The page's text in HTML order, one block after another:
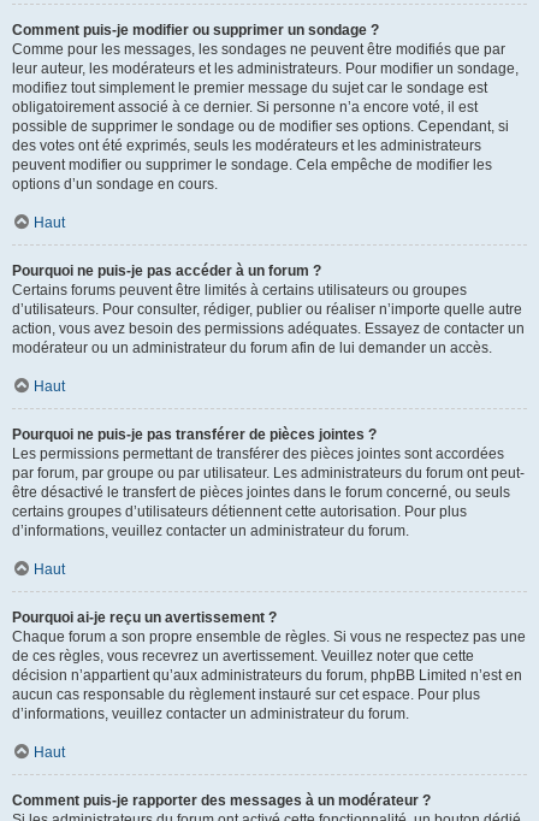
Comment puis-je modifier ou supprimer un sondage ?
Comme pour les messages, les sondages ne peuvent être modifiés que par
leur auteur, les modérateurs et les administrateurs. Pour modifier un sondage,
modifiez tout simplement le premier message du sujet car le sondage est
obligatoirement associé à ce dernier. Si personne n’a encore voté, il est
possible de supprimer le sondage ou de modifier ses options. Cependant, si
des votes ont été exprimés, seuls les modérateurs et les administrateurs
peuvent modifier ou supprimer le sondage. Cela empêche de modifier les
options d’un sondage en cours.
Haut
Pourquoi ne puis-je pas accéder à un forum ?
Certains forums peuvent être limités à certains utilisateurs ou groupes
d’utilisateurs. Pour consulter, rédiger, publier ou réaliser n’importe quelle autre
action, vous avez besoin des permissions adéquates. Essayez de contacter un
modérateur ou un administrateur du forum afin de lui demander un accès.
Haut
Pourquoi ne puis-je pas transférer de pièces jointes ?
Les permissions permettant de transférer des pièces jointes sont accordées
par forum, par groupe ou par utilisateur. Les administrateurs du forum ont peut-
être désactivé le transfert de pièces jointes dans le forum concerné, ou seuls
certains groupes d’utilisateurs détiennent cette autorisation. Pour plus
d’informations, veuillez contacter un administrateur du forum.
Haut
Pourquoi ai-je reçu un avertissement ?
Chaque forum a son propre ensemble de règles. Si vous ne respectez pas une
de ces règles, vous recevrez un avertissement. Veuillez noter que cette
décision n’appartient qu’aux administrateurs du forum, phpBB Limited n’est en
aucun cas responsable du règlement instauré sur cet espace. Pour plus
d’informations, veuillez contacter un administrateur du forum.
Haut
Comment puis-je rapporter des messages à un modérateur ?